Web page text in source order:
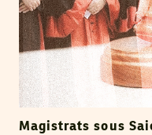
Magistrats sous